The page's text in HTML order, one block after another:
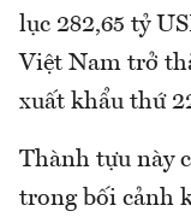
lục 282,65 tỷ
Việt Nam trở
xuất khẩu thứ
Thành tựu này
trong bối cảnh